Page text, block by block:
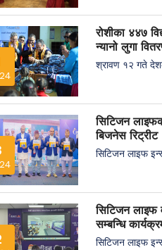
रोशीका ४४७
न्यानो लुगा
श्रावण १२ गते
सिटिजन
बिजनेस
सिटिजन लाइफ
सिटिजन लाइफ
सम्बन्धि
सिटिजन लाइफ